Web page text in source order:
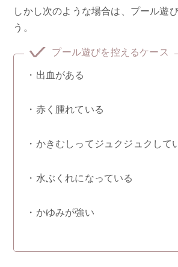
しかし次のような場合は、プール遊
う。
プール遊びを控えるケース
・出血がある
・赤く腫れている
・かきむしってジュクジュクして
・水ぶくれになっている
・かゆみが強い